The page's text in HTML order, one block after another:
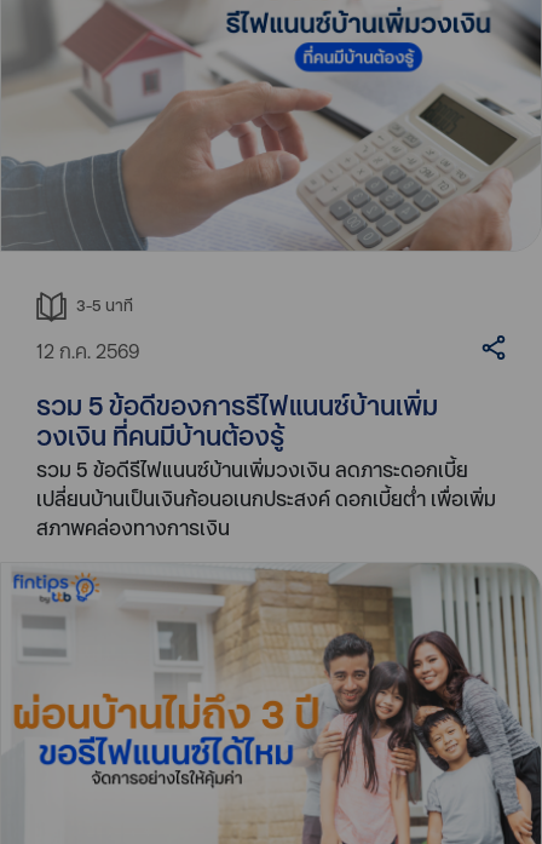
3-5 นาที
12 ก.ค. 2569
รวม 5 ข้อดีของการรีไฟแนนซ์บ้านเพิ่ม
วงเงิน ที่คนมีบ้านต้องรู้
รวม 5 ข้อดีรีไฟแนนซ์บ้านเพิ่มวงเงิน ลดภาระดอกเบี้ย
เปลี่ยนบ้านเป็นเงินก้อนอเนกประสงค์ ดอกเบี้ยต่ำ เพื่อเพิ่ม
สภาพคล่องทางการเงิน